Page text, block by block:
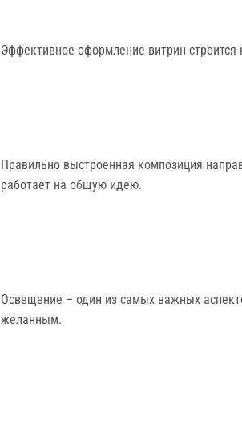
Эффективное оформление витрин
Правильно выстроенная композиция
работает на общую идею.
Освещение – один из самых важных
желанным.